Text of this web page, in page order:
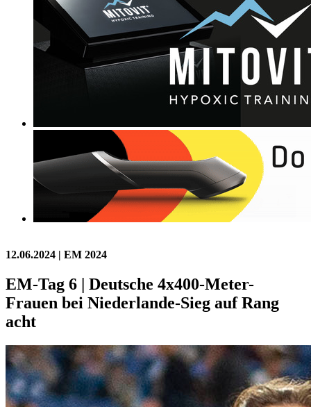
12.06.2024 | EM 2024
EM-Tag 6 | Deutsche 4x400-Meter-
Frauen bei Niederlande-Sieg auf Rang
acht